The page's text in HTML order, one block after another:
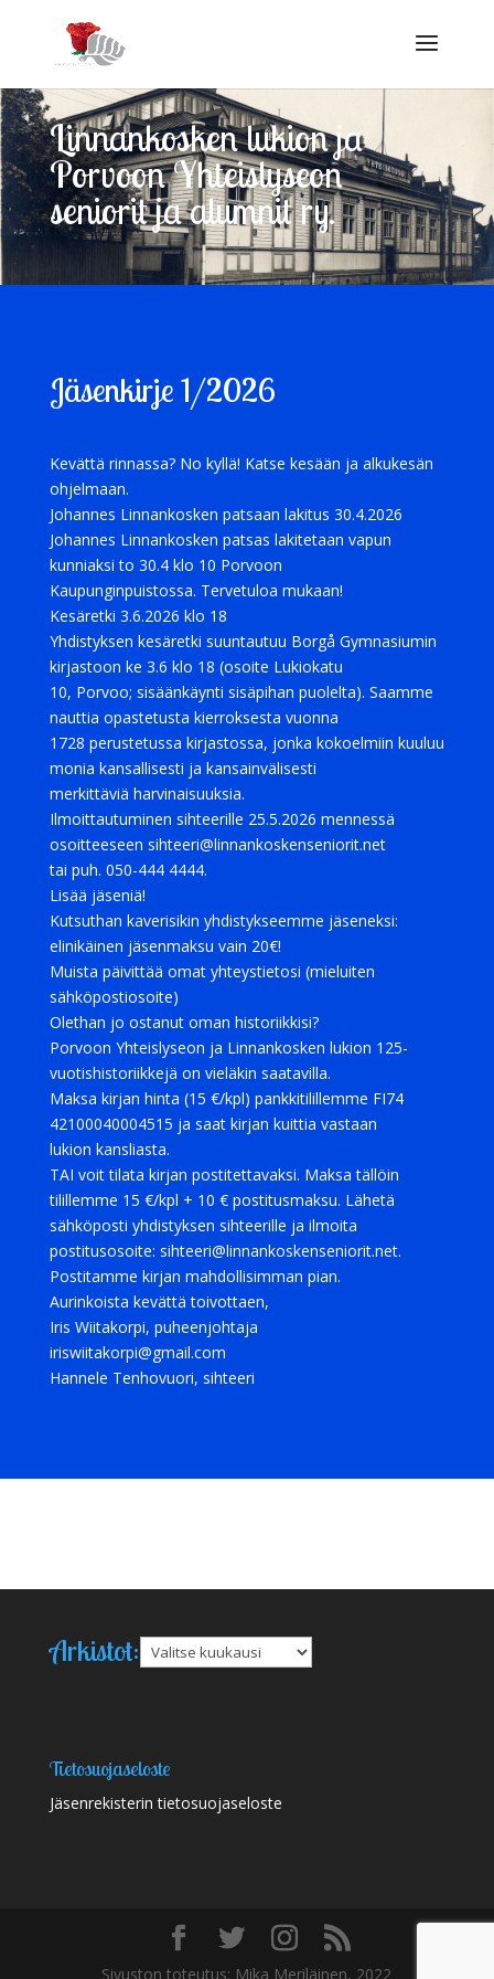
Linnankosken lukion ja
Porvoon Yhteislyseon
seniorit ja alumnit ry.
Jäsenkirje 1/2026
Kevättä rinnassa? No kyllä! Katse kesään ja alkukesän
ohjelmaan.
Johannes Linnankosken patsaan lakitus 30.4.2026
Johannes Linnankosken patsas lakitetaan vapun
kunniaksi to 30.4 klo 10 Porvoon
Kaupunginpuistossa. Tervetuloa mukaan!
Kesäretki 3.6.2026 klo 18
Yhdistyksen kesäretki suuntautuu Borgå Gymnasiumin
kirjastoon ke 3.6 klo 18 (osoite Lukiokatu
10, Porvoo; sisäänkäynti sisäpihan puolelta). Saamme
nauttia opastetusta kierroksesta vuonna
1728 perustetussa kirjastossa, jonka kokoelmiin kuuluu
monia kansallisesti ja kansainvälisesti
merkittäviä harvinaisuuksia.
Ilmoittautuminen sihteerille 25.5.2026 mennessä
osoitteeseen sihteeri@linnankoskenseniorit.net
tai puh. 050-444 4444.
Lisää jäseniä!
Kutsuthan kaverisikin yhdistykseemme jäseneksi:
elinikäinen jäsenmaksu vain 20€!
Muista päivittää omat yhteystietosi (mieluiten
sähköpostiosoite)
Olethan jo ostanut oman historiikkisi?
Porvoon Yhteislyseon ja Linnankosken lukion 125-
vuotishistoriikkejä on vieläkin saatavilla.
Maksa kirjan hinta (15 €/kpl) pankkitilillemme FI74
42100040004515 ja saat kirjan kuittia vastaan
lukion kansliasta.
TAI voit tilata kirjan postitettavaksi. Maksa tällöin
tilillemme 15 €/kpl + 10 € postitusmaksu. Lähetä
sähköposti yhdistyksen sihteerille ja ilmoita
postitusosoite: sihteeri@linnankoskenseniorit.net.
Postitamme kirjan mahdollisimman pian.
Aurinkoista kevättä toivottaen,
Iris Wiitakorpi, puheenjohtaja
iriswiitakorpi@gmail.com
Hannele Tenhovuori, sihteeri
Arkistot: Arkistot
Tietosuojaseloste
Jäsenrekisterin tietosuojaseloste
Sivuston toteutus: Mika Meriläinen, 2022